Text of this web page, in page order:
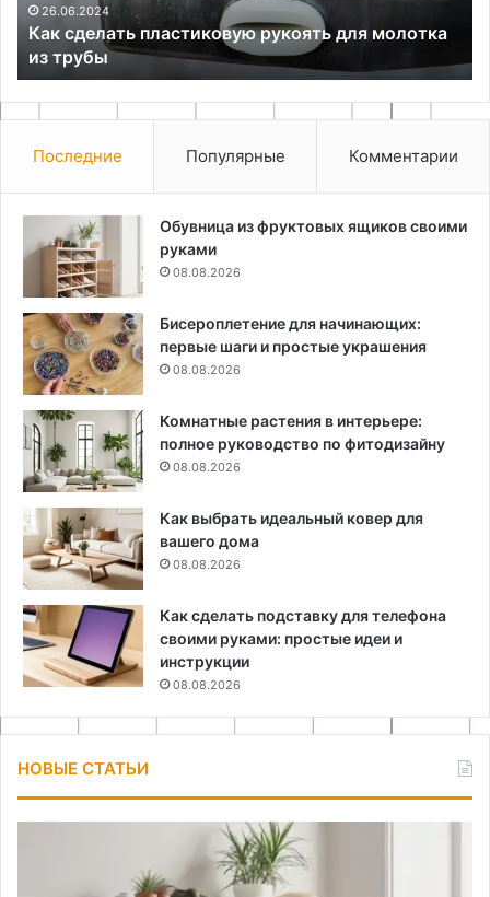
трубы26.06.2024
Как сделать пластиковую рукоять для молотка
из трубы
Последние Популярные Комментарии
Обувница из фруктовых ящиков своими
руками
08.08.2026
Бисероплетение для начинающих:
первые шаги и простые украшения
08.08.2026
Комнатные растения в интерьере:
полное руководство по фитодизайну
08.08.2026
Как выбрать идеальный ковер для
вашего дома
08.08.2026
Как сделать подставку для телефона
своими руками: простые идеи и
инструкции
08.08.2026
НОВЫЕ СТАТЬИ